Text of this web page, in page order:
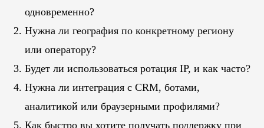
одновременно?
Нужна ли география по конкретному региону
или оператору?
Будет ли использоваться ротация IP, и как часто?
Нужна ли интеграция с CRM, ботами,
аналитикой или браузерными профилями?
Как быстро вы хотите получать поддержку при